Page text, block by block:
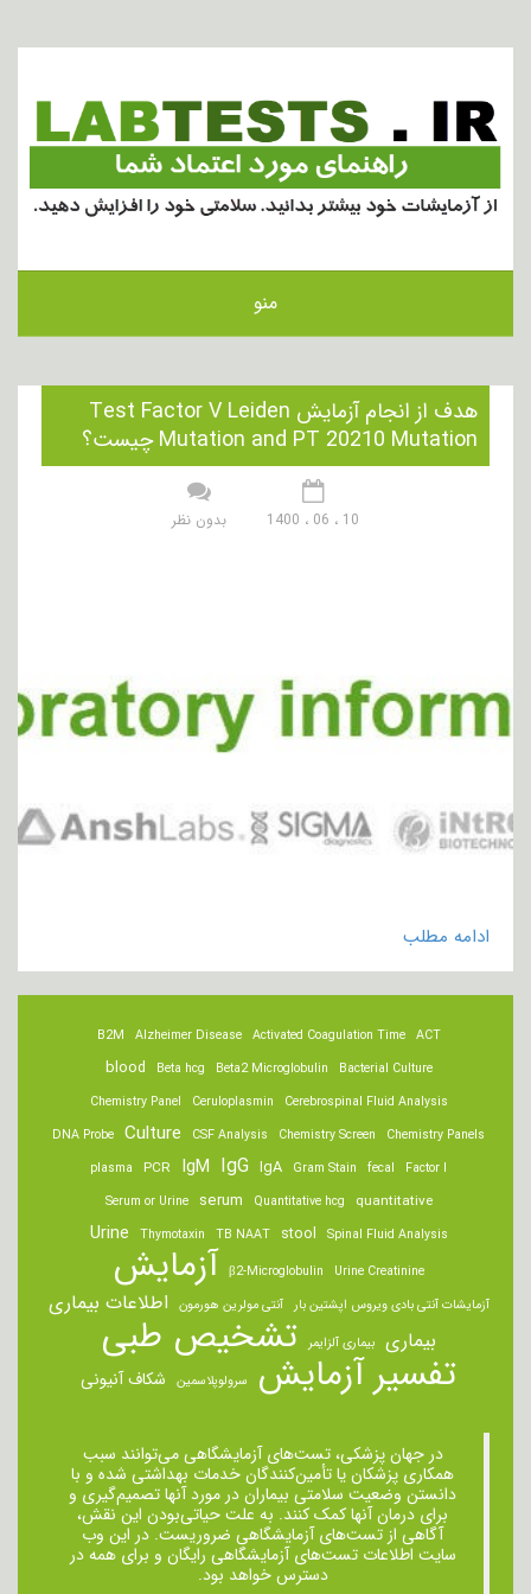
منو
هدف از انجام آزمایش Test Factor V Leiden
Mutation and PT 20210 Mutation چیست؟
10 ، 06 ، 1400 بدون نظر
ادامه مطلب
ACT
Activated Coagulation Time
Alzheimer Disease
B2M
Bacterial Culture
Beta2 Microglobulin
Beta hcg
blood
Cerebrospinal Fluid Analysis
Ceruloplasmin
Chemistry Panel
Chemistry Panels
Chemistry Screen
CSF Analysis
Culture
DNA Probe
Factor I
fecal
Gram Stain
IgA
IgG
IgM
PCR
plasma
quantitative
Quantitative hcg
serum
Serum or Urine
Spinal Fluid Analysis
stool
TB NAAT
Thymotaxin
Urine
Urine Creatinine
β2-Microglobulin آزمایش
آزمایشات آنتی بادی ویروس اپشتین بار آنتی مولرین هورمون اطلاعات بیماری
بیماری بیماری آلزایمر تشخیص طبی
تفسیر آزمایش سرولوپلاسمین شکاف آنیونی
در جهان پزشکی، تست‌های آزمایشگاهی می‌توانند سبب
همکاری پزشکان یا تأمین‌کنندگان خدمات بهداشتی شده و با
دانستن وضعیت سلامتی بیماران در مورد آنها تصمیم‌گیری و
برای درمان ‌آنها کمک کنند. به علت حیاتی‌بودن این نقش،
آگاهی از تست‌های آزمایشگاهی ضروریست. در این وب
سایت اطلاعات تست‌های آزمایشگاهی رایگان و برای همه در
دسترس خواهد بود.